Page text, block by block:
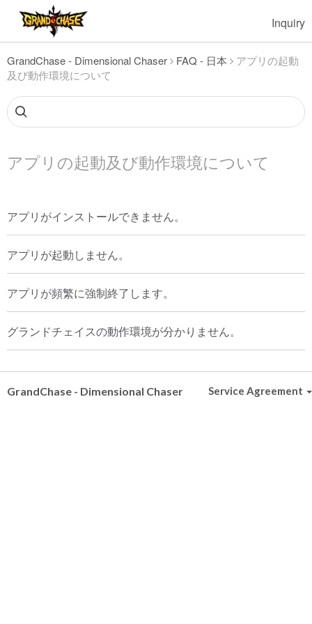
Inquiry
GrandChase - Dimensional Chaser FAQ - 日本
アプリの起動
及び動作環境について
アプリの起動及び動作環境について
アプリがインストールできません。
アプリが起動しません。
アプリが頻繁に強制終了します。
グランドチェイスの動作環境が分かりません。
GrandChase - Dimensional Chaser Service Agreement